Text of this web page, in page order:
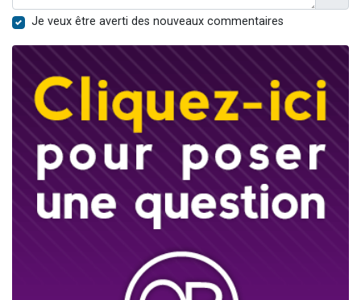
Je veux être averti des nouveaux commentaires